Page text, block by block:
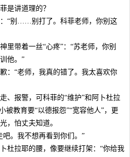
是讲道理的？
“别……别打了。科菲老师，你别这
里带着一丝“心疼”：“苏老师，你别
他。”
：“老师，我真的错了。我太喜欢你
、报警，可科菲的“维护”和阿卜杜拉
被教育要“以德报怨”“宽容他人”，更
，怕丈夫知道。
。我不想再看到你们。”
杜拉耶的腰，像要继续打架：“你给我